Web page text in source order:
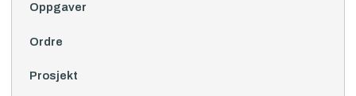
Oppgaver
Ordre
Prosjekt